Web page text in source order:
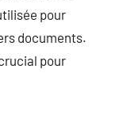
pour
documents.
pour